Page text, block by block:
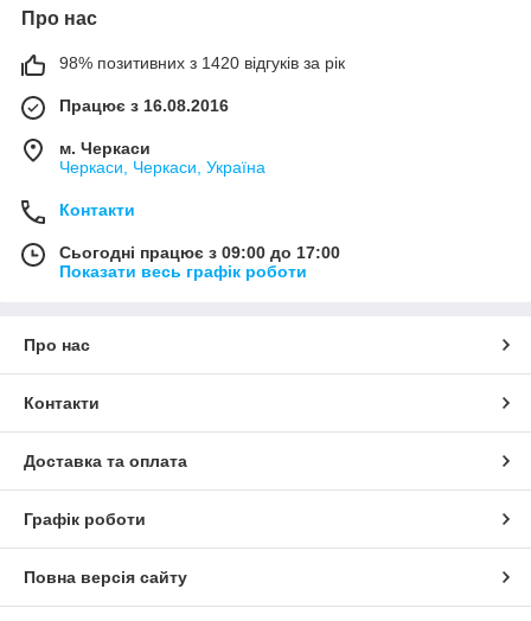
Про нас
98% позитивних з 1420 відгуків за рік
Працює з 16.08.2016
м. Черкаси
Черкаси, Черкаси, Україна
Контакти
Сьогодні працює з 09:00 до 17:00
Показати весь графік роботи
Про нас
Контакти
Доставка та оплата
Графік роботи
Повна версія сайту